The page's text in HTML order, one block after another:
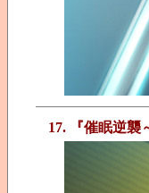
17. 『催眠逆襲